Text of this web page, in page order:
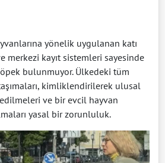
yönelik uygulanan katı
merkezi kayıt sistemleri sayesinde
bulunmuyor. Ülkedeki tüm
kimliklendirilerek ulusal
ve bir evcil hayvan
yasal bir zorunluluk.